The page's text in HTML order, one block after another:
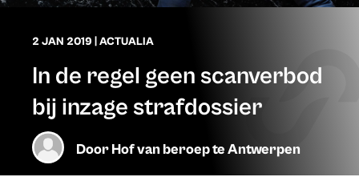
2 JAN 2019 ACTUALIA
In de regel geen scanverbod
bij inzage strafdossier
DoorHof van beroep te Antwerpen